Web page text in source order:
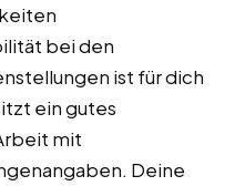
bei den
ist für dich
ein gutes
mit
Deine